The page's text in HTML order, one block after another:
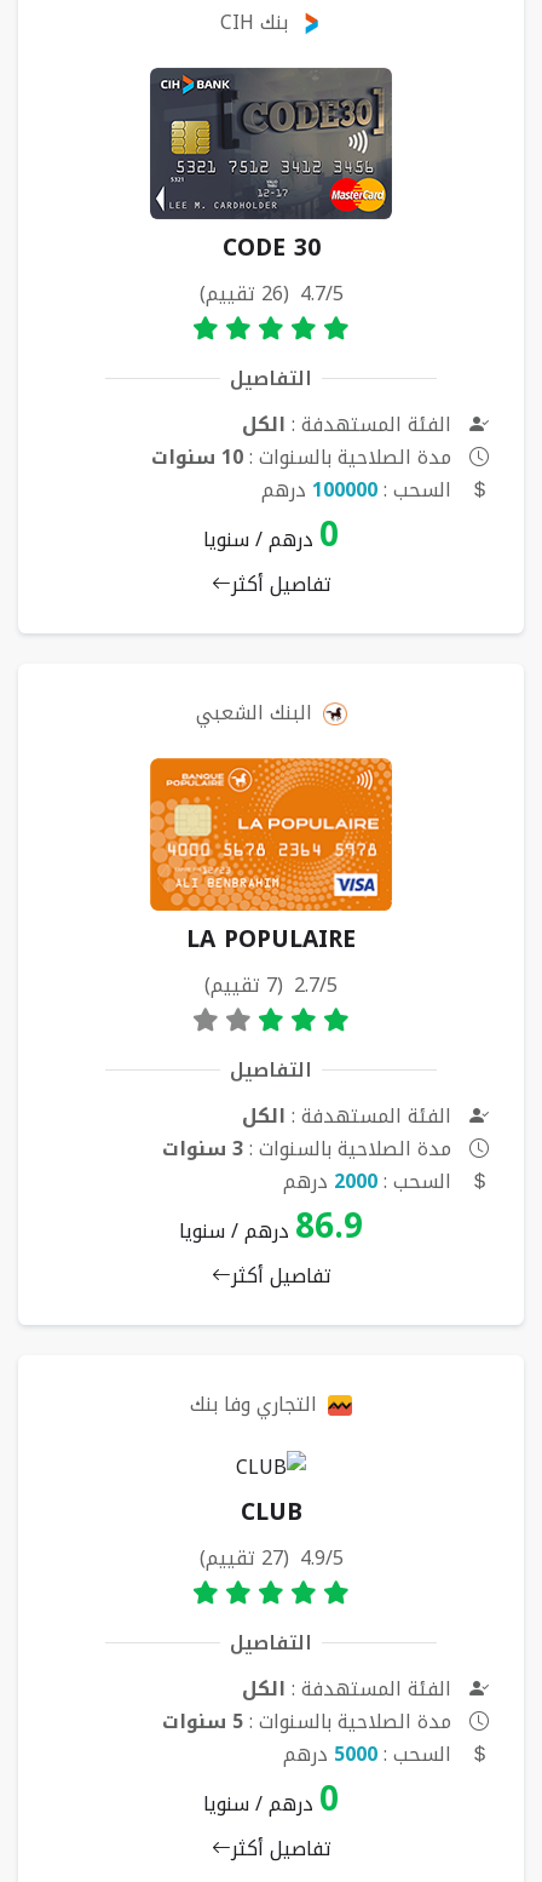
بنك CIH
CODE 30
4.7/5 (26 تقييم)
التفاصيل
الفئة المستهدفة :الكل
مدة الصلاحية بالسنوات :10 سنوات
السحب :100000 درهم
0 درهم / سنويا
تفاصيل أكثر
البنك الشعبي
LA POPULAIRE
2.7/5 (7 تقييم)
التفاصيل
الفئة المستهدفة :الكل
مدة الصلاحية بالسنوات :3 سنوات
السحب :2000 درهم
86.9 درهم / سنويا
تفاصيل أكثر
التجاري وفا بنك
CLUB
4.9/5 (27 تقييم)
التفاصيل
الفئة المستهدفة :الكل
مدة الصلاحية بالسنوات :5 سنوات
السحب :5000 درهم
0 درهم / سنويا
تفاصيل أكثر